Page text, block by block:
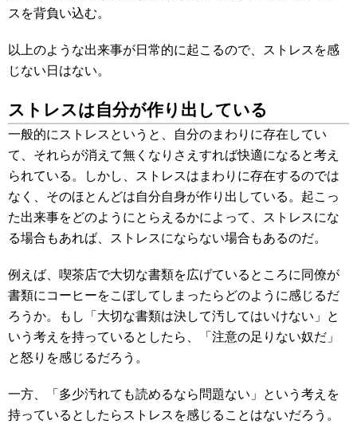
スを背負い込む。
以上のような出来事が日常的に起こるので、ストレスを感
じない日はない。
ストレスは自分が作り出している
一般的にストレスというと、自分のまわりに存在してい
て、それらが消えて無くなりさえすれば快適になると考え
られている。しかし、ストレスはまわりに存在するのでは
なく、そのほとんどは自分自身が作り出している。起こっ
た出来事をどのようにとらえるかによって、ストレスにな
る場合もあれば、ストレスにならない場合もあるのだ。
例えば、喫茶店で大切な書類を広げているところに同僚が
書類にコーヒーをこぼしてしまったらどのように感じるだ
ろうか。もし「大切な書類は決して汚してはいけない」と
いう考えを持っているとしたら、「注意の足りない奴だ」
と怒りを感じるだろう。
一方、「多少汚れても読めるなら問題ない」という考えを
持っているとしたらストレスを感じることはないだろう。